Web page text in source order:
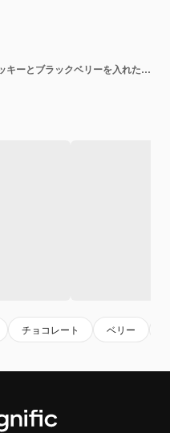
テーブルのクローズアップにクッキーとブラックベリーを入れたお茶
チョコレート ベリー